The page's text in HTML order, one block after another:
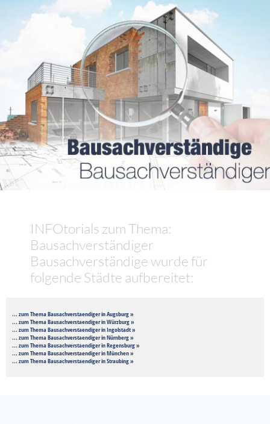
INFOtorials zum Thema:
Bausachverständiger
Bausachverständige wurde für
folgende Städte aufbereitet:
... zum Thema Bausachverstaendiger in Augsburg »
... zum Thema Bausachverstaendiger in Würzburg »
... zum Thema Bausachverstaendiger in Ingolstadt »
... zum Thema Bausachverstaendiger in Nürnberg »
... zum Thema Bausachverstaendiger in Regensburg »
... zum Thema Bausachverstaendiger in München »
... zum Thema Bausachverstaendiger in Straubing »